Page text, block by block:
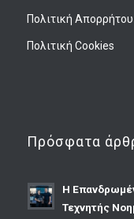
Πολιτική Απορρήτου
Πολιτική Cookies
Πρόσφατα
Η
Τεχνητής